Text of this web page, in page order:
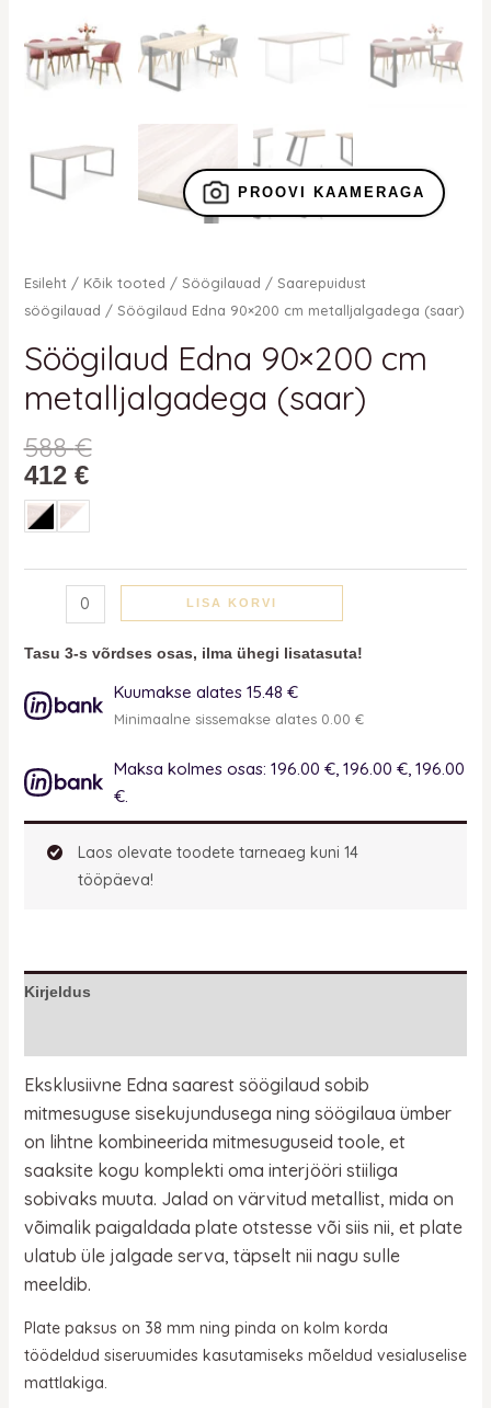
PROOVI KAAMERAGA
Esileht / Kõik tooted / Söögilauad / Saarepuidust
söögilauad / Söögilaud Edna 90×200 cm metalljalgadega (saar)
Söögilaud Edna 90×200 cm
metalljalgadega (saar)
588€
412 €
LISA KORVI
Tasu 3-s võrdses osas, ilma ühegi lisatasuta!
Kuumakse alates 15.48 €
Minimaalne sissemakse alates 0.00 €
Maksa kolmes osas: 196.00 €, 196.00 €, 196.00
€.
Laos olevate toodete tarneaeg kuni 14
tööpäeva!
Kirjeldus
Eksklusiivne Edna saarest söögilaud sobib
mitmesuguse sisekujundusega ning söögilaua ümber
on lihtne kombineerida mitmesuguseid toole, et
saaksite kogu komplekti oma interjööri stiiliga
sobivaks muuta. Jalad on värvitud metallist, mida on
võimalik paigaldada plate otstesse või siis nii, et plate
ulatub üle jalgade serva, täpselt nii nagu sulle
meeldib.
Plate paksus on 38 mm ning pinda on kolm korda
töödeldud siseruumides kasutamiseks mõeldud vesialuselise
mattlakiga.